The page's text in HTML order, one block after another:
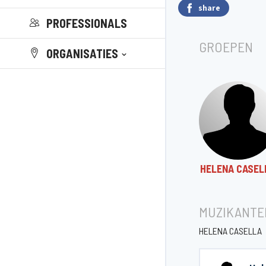
PROFESSIONALS
ORGANISATIES
share
GROEPEN
HELENA
HELENA CASELLA